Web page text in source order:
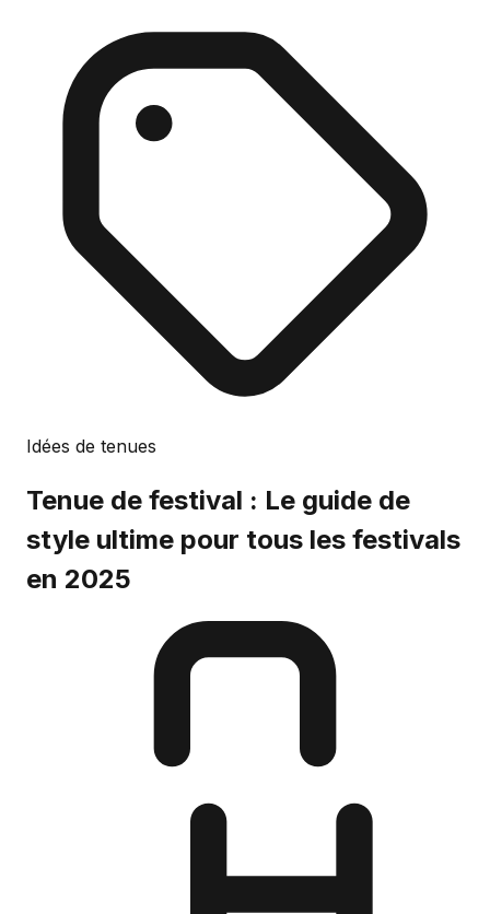
Idées de tenues
Tenue de festival : Le guide de
style ultime pour tous les festivals
en 2025